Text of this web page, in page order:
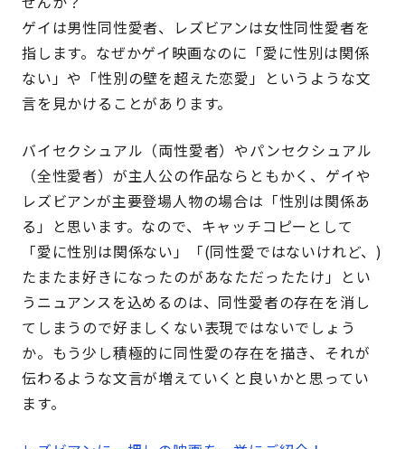
ゲイは男性同性愛者、レズビアンは女性同性愛者を
指します。なぜかゲイ映画なのに「愛に性別は関係
ない」や「性別の壁を超えた恋愛」というような文
言を見かけることがあります。
バイセクシュアル（両性愛者）やパンセクシュアル
（全性愛者）が主人公の作品ならともかく、ゲイや
レズビアンが主要登場人物の場合は「性別は関係あ
る」と思います。なので、キャッチコピーとして
「愛に性別は関係ない」「(同性愛ではないけれど、)
たまたま好きになったのがあなただったたけ」とい
うニュアンスを込めるのは、同性愛者の存在を消し
てしまうので好ましくない表現ではないでしょう
か。もう少し積極的に同性愛の存在を描き、それが
伝わるような文言が増えていくと良いかと思ってい
ます。